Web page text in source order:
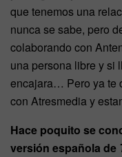
que tenemos una
nunca se sabe, pero
colaborando con
una persona libre y si
encajara… Pero ya te
con Atresmedia y
Hace poquito se
versión española de